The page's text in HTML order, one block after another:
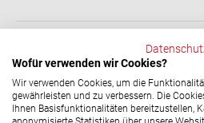
ZURÜCK
Wofür verwenden wir Cookies?
Wir verwenden Cookies, um die
gewährleisten und zu verbessern. Die
Ihnen Basisfunktionalitäten bereitzustellen,